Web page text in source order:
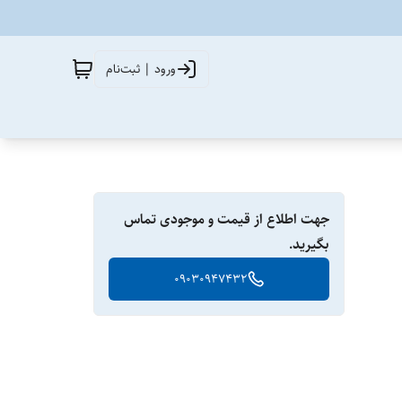
ورود | ثبت‌نام
جهت اطلاع از قیمت و موجودی تماس
بگیرید.
09030947432